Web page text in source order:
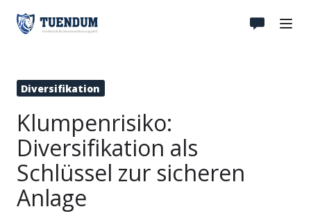
Diversifikation
Klumpenrisiko:
Diversifikation als
Schlüssel zur sicheren
Anlage